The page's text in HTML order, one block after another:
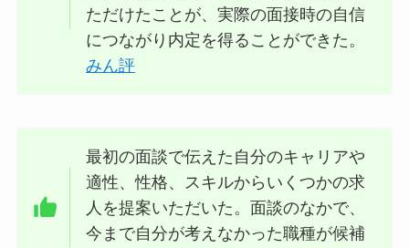
ただけたことが、実際の面接時の自信
につながり内定を得ることができた。
みん評
最初の面談で伝えた自分のキャリアや
適性、性格、スキルからいくつかの求
人を提案いただいた。面談のなかで、
今まで自分が考えなかった職種が候補